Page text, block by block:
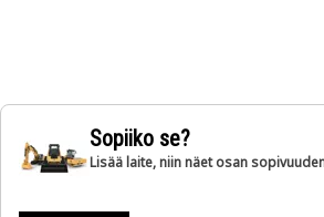
Sopiiko se?
Lisää laite, niin näet osan